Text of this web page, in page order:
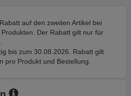
auf den zweiten Artikel bei
Der Rabatt gilt nur für
bis zum 30.08.2026. Rabatt gilt
pro Produkt und Bestellung.